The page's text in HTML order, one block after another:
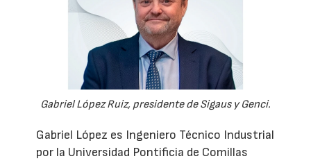
Gabriel López Ruiz, presidente de Sigaus y Genci.
Gabriel López es Ingeniero Técnico Industrial
por la Universidad Pontificia de Comillas